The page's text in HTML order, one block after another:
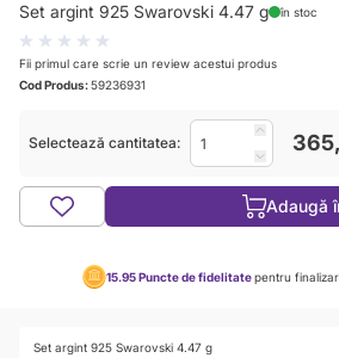
Set argint 925 Swarovski 4.47 g în stoc
Fii primul care scrie un review acestui produs
Cod Produs:59236931
Selectează cantitatea:
Adaugă
15.95Puncte de fidelitatepentru
Set argint 925 Swarovski 4.47 g